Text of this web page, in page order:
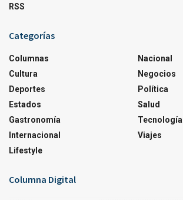
RSS
Categorías
Columnas
Cultura
Deportes
Estados
Gastronomía
Internacional
Lifestyle
Nacional
Negocios
Política
Salud
Tecnología
Viajes
Columna Digital